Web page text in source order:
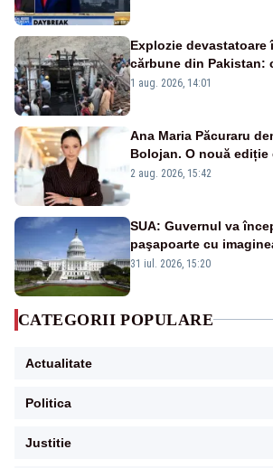
Explozie devastatoare
cărbune din Pakistan:
morți - VIDEO
1 aug. 2026, 14:01
Ana Maria Păcuraru
Bolojan. O nouă ediție
emisiunii „Miza Zilei”
2 aug. 2026, 15:42
SUA: Guvernul va
paşapoarte cu
începând cu 8 august
31 iul. 2026, 15:20
CATEGORII POPULARE
Actualitate
Politica
Justitie